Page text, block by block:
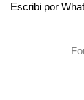
Escribi por